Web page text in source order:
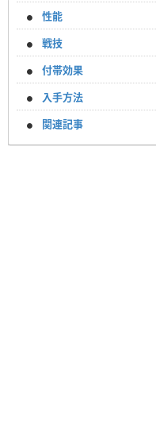
性能
戦技
付帯効果
入手方法
関連記事